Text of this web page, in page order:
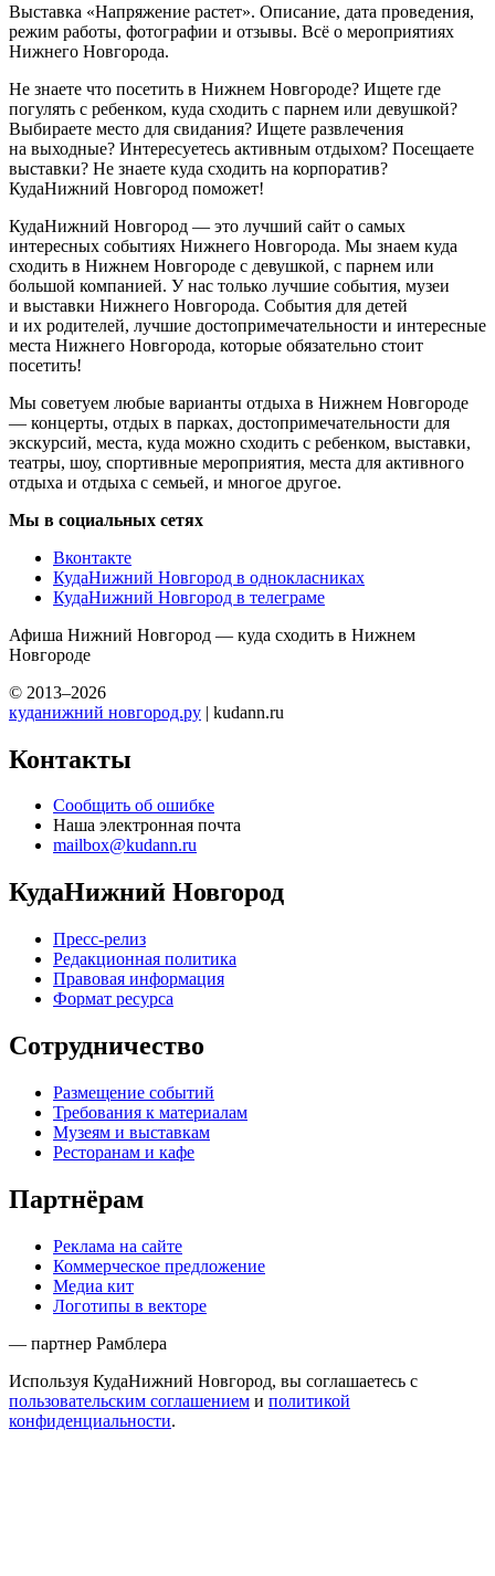
Выставка «Напряжение растет». Описание, дата проведения,
режим работы, фотографии и отзывы. Всё о мероприятиях
Нижнего Новгорода.
Не знаете что посетить в Нижнем Новгороде? Ищете где
погулять с ребенком, куда сходить с парнем или девушкой?
Выбираете место для свидания? Ищете развлечения
на выходные? Интересуетесь активным отдыхом? Посещаете
выставки? Не знаете куда сходить на корпоратив?
КудаНижний Новгород поможет!
КудаНижний Новгород — это лучший сайт о самых
интересных событиях Нижнего Новгорода. Мы знаем куда
сходить в Нижнем Новгороде с девушкой, с парнем или
большой компанией. У нас только лучшие события, музеи
и выставки Нижнего Новгорода. События для детей
и их родителей, лучшие достопримечательности и интересные
места Нижнего Новгорода, которые обязательно стоит
посетить!
Мы советуем любые варианты отдыха в Нижнем Новгороде
— концерты, отдых в парках, достопримечательности для
экскурсий, места, куда можно сходить с ребенком, выставки,
театры, шоу, спортивные мероприятия, места для активного
отдыха и отдыха с семьей, и многое другое.
Мы в социальных сетях
Вконтакте
КудаНижний Новгород в однокласниках
КудаНижний Новгород в телеграме
Афиша Нижний Новгород — куда сходить в Нижнем
Новгороде
© 2013–2026
куданижний новгород.ру | kudann.ru
Контакты
Сообщить об ошибке
Наша электронная почта
mailbox@kudann.ru
КудаНижний Новгород
Пресс-релиз
Редакционная политика
Правовая информация
Формат ресурса
Сотрудничество
Размещение событий
Требования к материалам
Музеям и выставкам
Ресторанам и кафе
Партнёрам
Реклама на сайте
Коммерческое предложение
Медиа кит
Логотипы в векторе
— партнер Рамблера
Используя КудаНижний Новгород, вы соглашаетесь с
пользовательским соглашением и политикой
конфиденциальности.